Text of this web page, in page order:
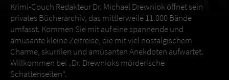
Krimi-Couch Redakteur Dr. Michael Drewniok öffnet sein
privates Bücherarchiv, das mittlerweile 11.000 Bände
umfasst. Kommen Sie mit auf eine spannende und
amüsante kleine Zeitreise, die mit viel nostalgischem
Charme, skurrilen und amüsanten Anekdoten aufwartet.
Willkommen bei „Dr. Drewnioks mörderische
Schattenseiten“.